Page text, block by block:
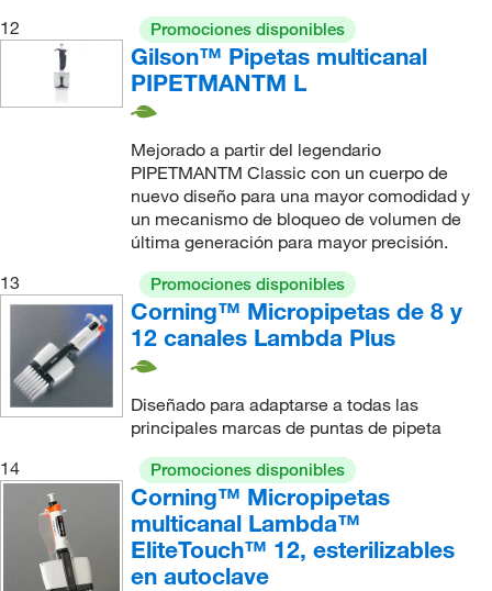
12
Promociones disponibles
Gilson™ Pipetas multicanal
PIPETMANTM L
Mejorado a partir del legendario
PIPETMANTM Classic con un cuerpo de
nuevo diseño para una mayor comodidad y
un mecanismo de bloqueo de volumen de
última generación para mayor precisión.
13
Promociones disponibles
Corning™ Micropipetas de 8 y
12 canales Lambda Plus
Diseñado para adaptarse a todas las
principales marcas de puntas de pipeta
14
Promociones disponibles
Corning™ Micropipetas
multicanal Lambda™
EliteTouch™ 12, esterilizables
en autoclave